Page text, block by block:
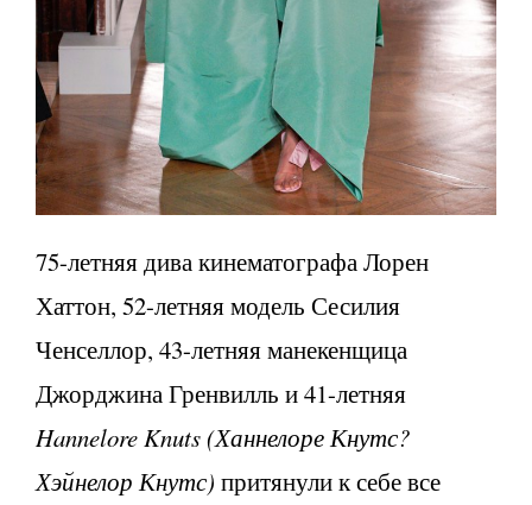
75-летняя дива кинематографа Лорен
Хаттон, 52-летняя модель Сесилия
Ченселлор, 43-летняя манекенщица
Джорджина Гренвилль и 41-летняя
Hannelore Knuts(Ханнелоре Кнутс?
Хэйнелор Кнутс) притянули к себе все